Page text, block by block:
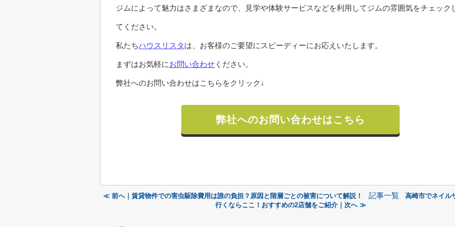
ジムによって魅力はさまざまなので、見学や体験サービスなどを利用してジムの雰囲気をチェック
てください。
私たちハウスリスタは、お客様のご要望にスピーディーにお応えいたします。
まずはお気軽にお問い合わせ ください。
弊社へのお問い合わせはこちらをクリック↓
弊社へのお問い合わせはこちら
≪ 前へ｜賃貸物件での害虫駆除費用は誰の負担？原因と階層ごとの被害について解説！ 記事一覧
高崎市でネイル
行くならここ！おすすめの2店舗をご紹介｜次へ ≫